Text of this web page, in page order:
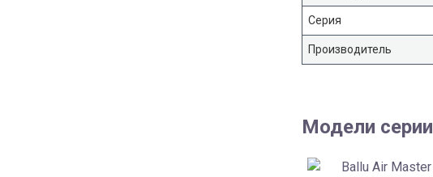
Серия
Производитель
Модели серии